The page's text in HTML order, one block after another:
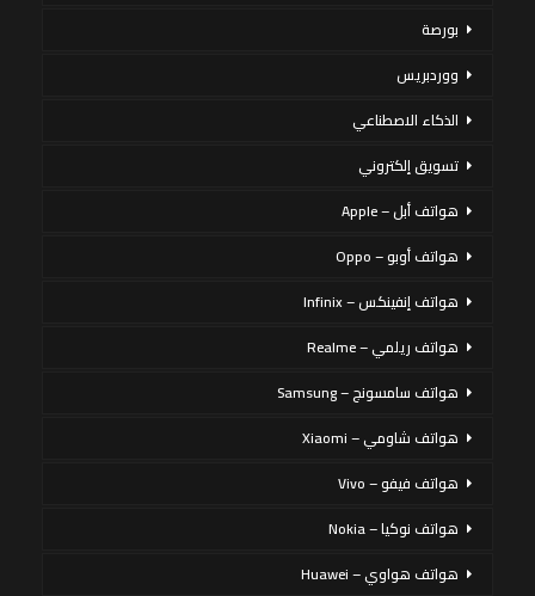
بورصة
ووردبريس
الذكاء الاصطناعي
تسويق إلكتروني
هواتف أبل – Apple
هواتف أوبو – Oppo
هواتف إنفينكس – Infinix
هواتف ريلمي – Realme
هواتف سامسونج – Samsung
هواتف شاومي – Xiaomi
هواتف فيفو – Vivo
هواتف نوكيا – Nokia
هواتف هواوي – Huawei